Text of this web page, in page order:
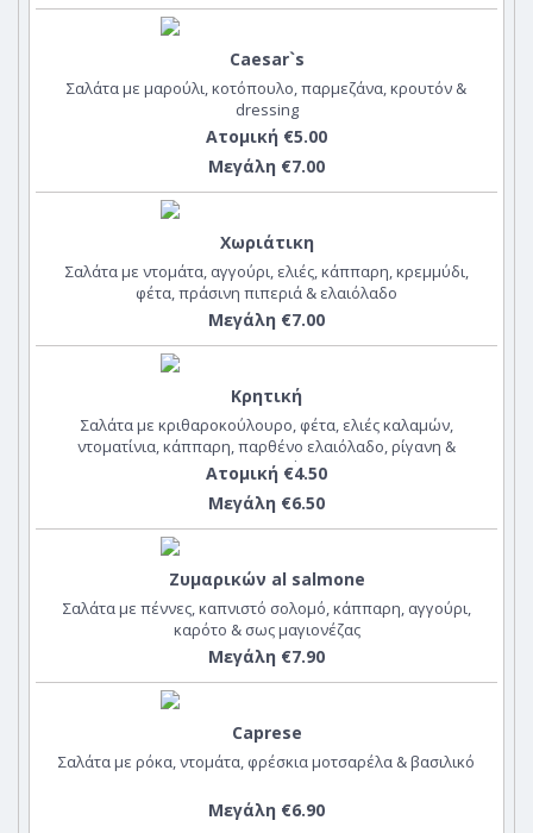
Caesar`s
Σαλάτα με μαρούλι, κοτόπουλο, παρμεζάνα, κρουτόν &
dressing
Ατομική €5.00
Μεγάλη €7.00
Χωριάτικη
Σαλάτα με ντομάτα, αγγούρι, ελιές, κάππαρη, κρεμμύδι,
φέτα, πράσινη πιπεριά & ελαιόλαδο
Μεγάλη €7.00
Κρητική
Σαλάτα με κριθαροκούλουρο, φέτα, ελιές καλαμών,
ντοματίνια, κάππαρη, παρθένο ελαιόλαδο, ρίγανη &
μαϊντανό
Ατομική €4.50
Μεγάλη €6.50
Ζυμαρικών al salmone
Σαλάτα με πέννες, καπνιστό σολομό, κάππαρη, αγγούρι,
καρότο & σως μαγιονέζας
Μεγάλη €7.90
Caprese
Σαλάτα με ρόκα, ντομάτα, φρέσκια μοτσαρέλα & βασιλικό
Μεγάλη €6.90